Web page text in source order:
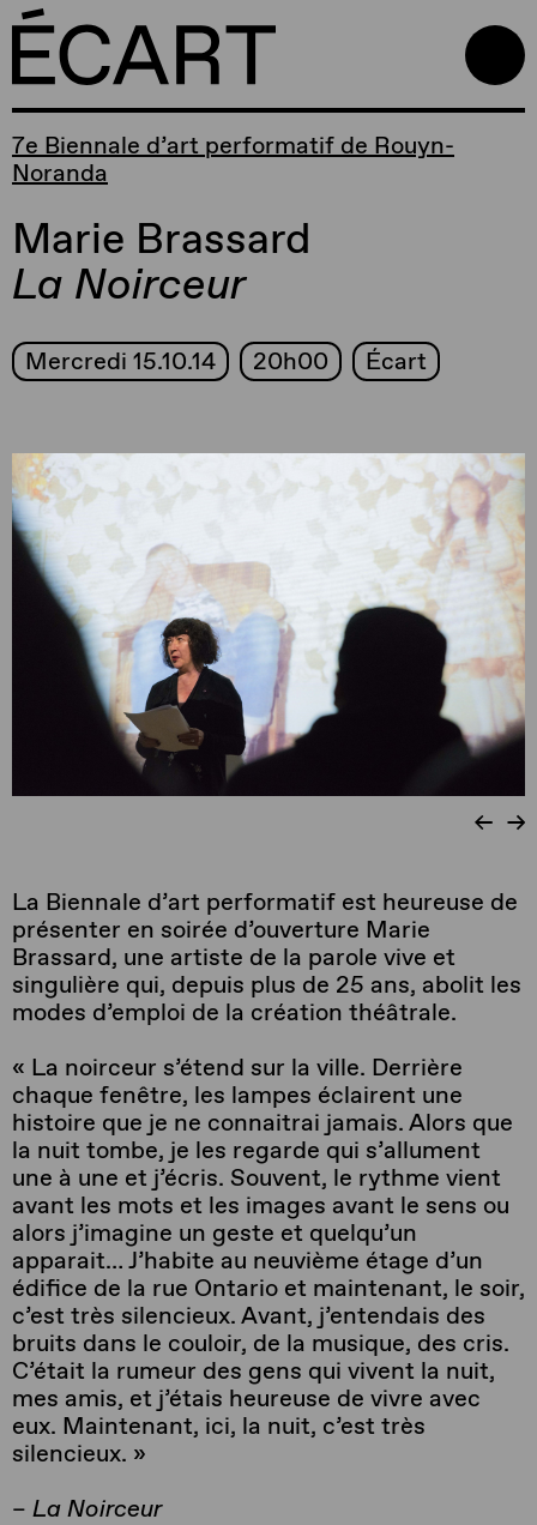
7e Biennale d’art performatif de Rouyn-
Noranda
Marie Brassard
La Noirceur
Mercredi 15.10.14 20h00 Écart
La Biennale d’art performatif est heureuse de
présenter en soirée d’ouverture Marie
Brassard, une artiste de la parole vive et
singulière qui, depuis plus de 25 ans, abolit les
modes d’emploi de la création théâtrale.
« La noirceur s’étend sur la ville. Derrière
chaque fenêtre, les lampes éclairent une
histoire que je ne connaitrai jamais. Alors que
la nuit tombe, je les regarde qui s’allument
une à une et j’écris. Souvent, le rythme vient
avant les mots et les images avant le sens ou
alors j’imagine un geste et quelqu’un
apparait… J’habite au neuvième étage d’un
édifice de la rue Ontario et maintenant, le soir,
c’est très silencieux. Avant, j’entendais des
bruits dans le couloir, de la musique, des cris.
C’était la rumeur des gens qui vivent la nuit,
mes amis, et j’étais heureuse de vivre avec
eux. Maintenant, ici, la nuit, c’est très
silencieux. »
– La Noirceur